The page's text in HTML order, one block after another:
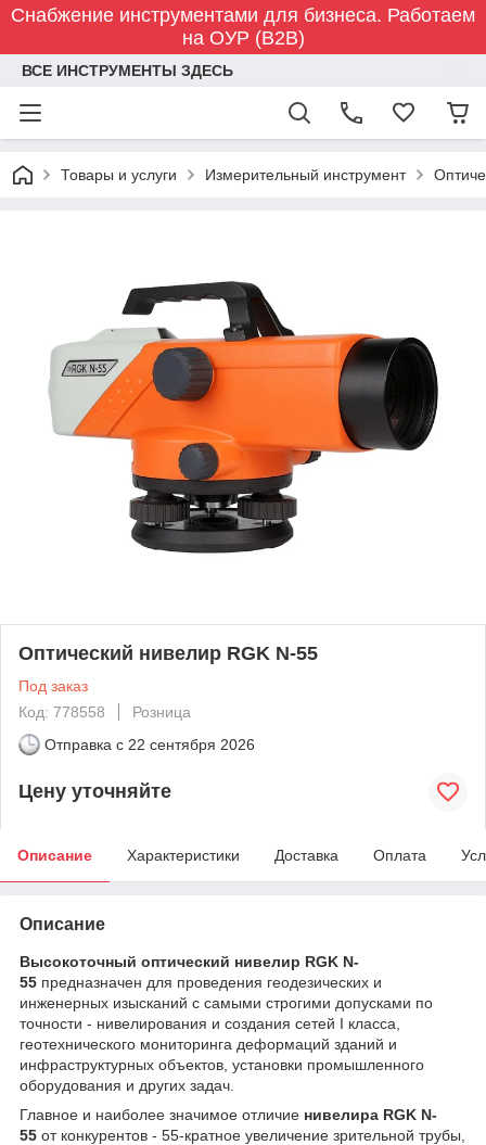
Снабжение инструментами для бизнеса. Работаем
на ОУР (B2B)
ВСЕ ИНСТРУМЕНТЫ ЗДЕСЬ
Товары и услуги Измерительный инструмент
Оптический нивелир RGK N-55
Под заказ
Код: 778558
Розница
Отправка с 22 сентября 2026
Цену уточняйте
Описание Характеристики Доставка Оплата
Описание
Высокоточный оптический нивелир RGK N-
55 предназначен для проведения геодезических и
инженерных изысканий с самыми строгими допусками по
точности - нивелирования и создания сетей I класса,
геотехнического мониторинга деформаций зданий и
инфраструктурных объектов, установки промышленного
оборудования и других задач.
Главное и наиболее значимое отличие нивелира RGK N-
55 от конкурентов - 55-кратное увеличение зрительной трубы,